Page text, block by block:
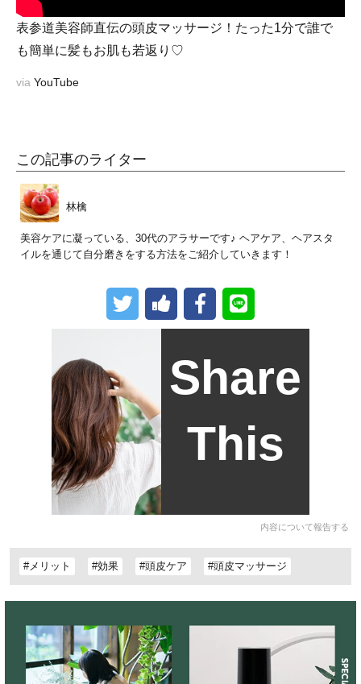
表参道美容師直伝の頭皮マッサージ！たった1分で誰で
も簡単に髪もお肌も若返り♡
via YouTube
この記事のライター
林檎
美容ケアに凝っている、30代のアラサーです♪ ヘアケア、ヘアスタ
イルを通じて自分磨きをする方法をご紹介していきます！
Share
This
内容について報告する
#メリット #効果 #頭皮ケア #頭皮マッサージ